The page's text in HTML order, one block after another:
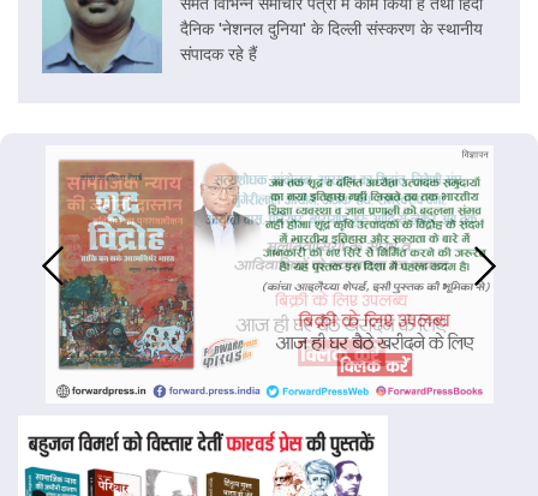
दैनिक 'नेशनल दुनिया' के दिल्ली संस्करण के स्थानीय
संपादक रहे हैं